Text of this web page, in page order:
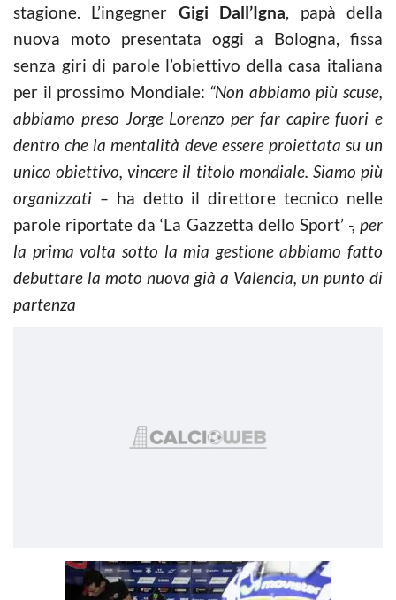
stagione. L’ingegner Gigi Dall’Igna, papà della
nuova moto presentata oggi a Bologna, fissa
senza giri di parole l’obiettivo della casa italiana
per il prossimo Mondiale: “Non abbiamo più scuse,
abbiamo preso Jorge Lorenzo per far capire fuori e
dentro che la mentalità deve essere proiettata su un
unico obiettivo, vincere il titolo mondiale. Siamo più
organizzati – ha detto il direttore tecnico nelle
parole riportate da ‘La Gazzetta dello Sport’ -, per
la prima volta sotto la mia gestione abbiamo fatto
debuttare la moto nuova già a Valencia, un punto di
partenza